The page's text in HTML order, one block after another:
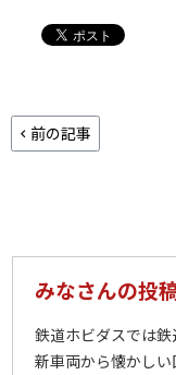
前の記事
みなさんの投
鉄道ホビダスでは
新車両から懐かし